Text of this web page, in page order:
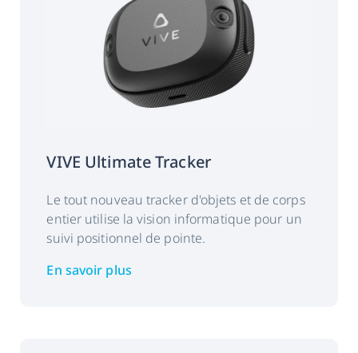
VIVE Ultimate Tracker
Le tout nouveau tracker d'objets et de corps
entier utilise la vision informatique pour un
suivi positionnel de pointe.
En savoir plus